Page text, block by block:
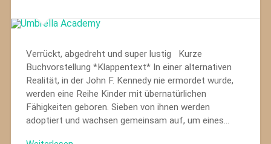
Verrückt, abgedreht und super lustig Kurze
Buchvorstellung *Klappentext* In einer alternativen
Realität, in der John F. Kennedy nie ermordet wurde,
werden eine Reihe Kinder mit übernatürlichen
Fähigkeiten geboren. Sieben von ihnen werden
adoptiert und wachsen gemeinsam auf, um eines…